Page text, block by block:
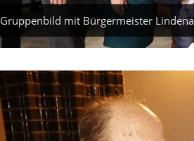
Gruppenbild mit Bürgermeister